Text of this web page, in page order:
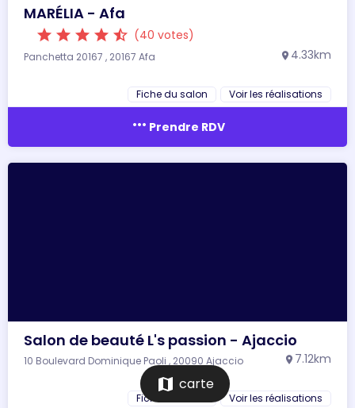
MARÉLIA - Afa
star star star star star_half (40 votes)
Panchetta 20167 , 20167 Afa location_on 4.33km
Fiche du salon Voir les réalisations
more_horiz Prendre RDV
Salon de beauté L's passion - Ajaccio
10 Boulevard Dominique Paoli , 20090 Ajaccio location_on 7.12km
Fiche du salon Voir les réalisations
map carte